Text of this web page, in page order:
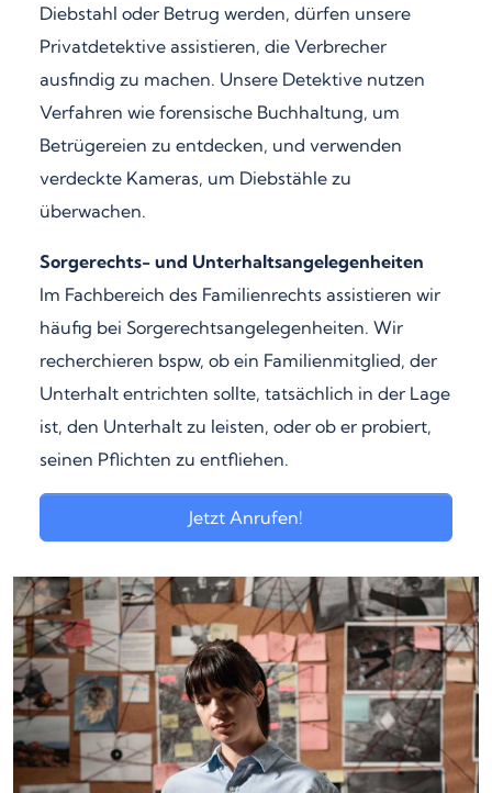
Diebstahl oder Betrug werden, dürfen unsere
Privatdetektive assistieren, die Verbrecher
ausfindig zu machen. Unsere Detektive nutzen
Verfahren wie forensische Buchhaltung, um
Betrügereien zu entdecken, und verwenden
verdeckte Kameras, um Diebstähle zu
überwachen.
Sorgerechts- und Unterhaltsangelegenheiten
Im Fachbereich des Familienrechts assistieren wir
häufig bei Sorgerechtsangelegenheiten. Wir
recherchieren bspw, ob ein Familienmitglied, der
Unterhalt entrichten sollte, tatsächlich in der Lage
ist, den Unterhalt zu leisten, oder ob er probiert,
seinen Pflichten zu entfliehen.
Jetzt Anrufen!